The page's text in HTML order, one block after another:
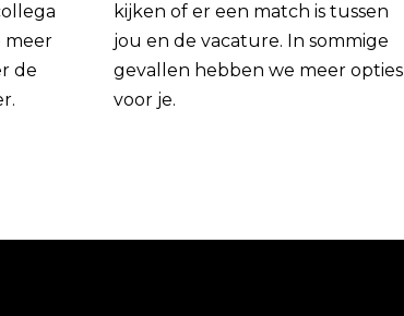
meer
de
kijken of er een match is tussen
jou en de vacature. In sommige
gevallen hebben we meer opties
voor je.